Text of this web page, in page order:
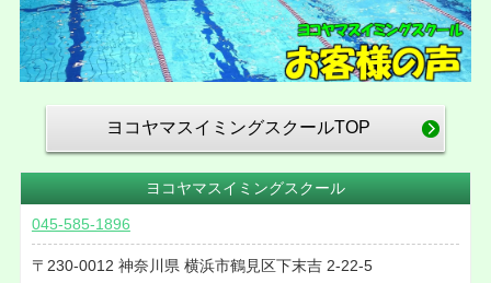
ヨコヤマスイミングスクールTOP
ヨコヤマスイミングスクール
045-585-1896
230-0012 神奈川県 横浜市鶴見区下末吉 2-22-5